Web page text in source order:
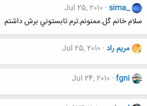
sima_
Jul 25, 2010
سلام خانم گل.ممنونم.ترم تابستوني برش داشتم
مریم راد Jul 25, 2010
fgni
Jul 24, 2010